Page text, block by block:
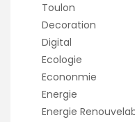
Toulon
Decoration
Digital
Ecologie
Econonmie
Energie
Energie